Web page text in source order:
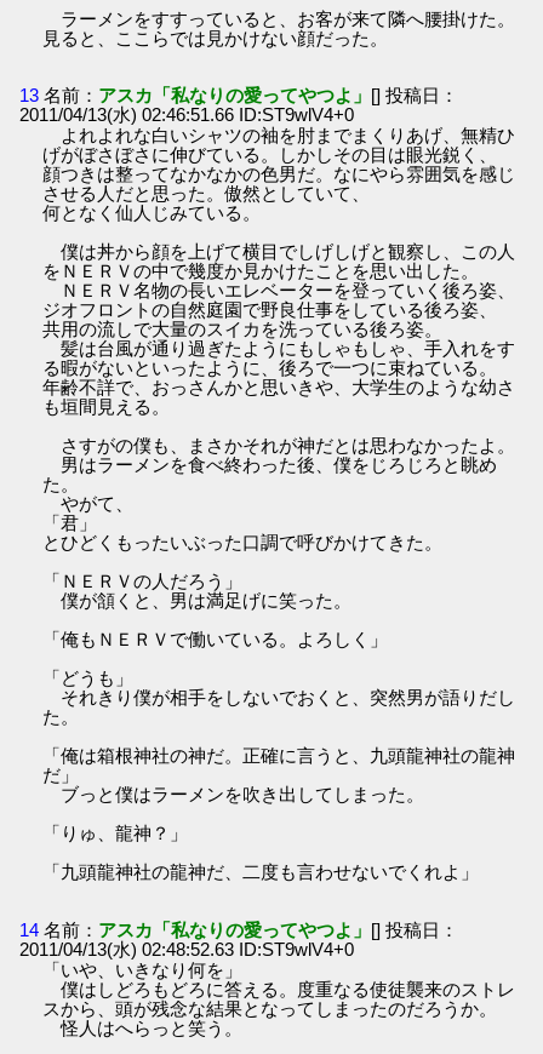
ラーメンをすすっていると、お客が来て隣へ腰掛けた。
見ると、ここらでは見かけない顔だった。
13 名前： アスカ「私なりの愛ってやつよ」 [] 投稿日：
2011/04/13(水) 02:46:51.66 ID:ST9wlV4+0
よれよれな白いシャツの袖を肘までまくりあげ、無精ひ
げがぼさぼさに伸びている。しかしその目は眼光鋭く、
顔つきは整ってなかなかの色男だ。なにやら雰囲気を感じ
させる人だと思った。傲然としていて、
何となく仙人じみている。
僕は丼から顔を上げて横目でしげしげと観察し、この人
をＮＥＲＶの中で幾度か見かけたことを思い出した。
ＮＥＲＶ名物の長いエレベーターを登っていく後ろ姿、
ジオフロントの自然庭園で野良仕事をしている後ろ姿、
共用の流しで大量のスイカを洗っている後ろ姿。
髪は台風が通り過ぎたようにもしゃもしゃ、手入れをす
る暇がないといったように、後ろで一つに束ねている。
年齢不詳で、おっさんかと思いきや、大学生のような幼さ
も垣間見える。
さすがの僕も、まさかそれが神だとは思わなかったよ。
男はラーメンを食べ終わった後、僕をじろじろと眺め
た。
やがて、
「君」
とひどくもったいぶった口調で呼びかけてきた。
「ＮＥＲＶの人だろう」
僕が頷くと、男は満足げに笑った。
「俺もＮＥＲＶで働いている。よろしく」
「どうも」
それきり僕が相手をしないでおくと、突然男が語りだし
た。
「俺は箱根神社の神だ。正確に言うと、九頭龍神社の龍神
だ」
ブっと僕はラーメンを吹き出してしまった。
「りゅ、龍神？」
「九頭龍神社の龍神だ、二度も言わせないでくれよ」
14 名前： アスカ「私なりの愛ってやつよ」 [] 投稿日：
2011/04/13(水) 02:48:52.63 ID:ST9wlV4+0
「いや、いきなり何を」
僕はしどろもどろに答える。度重なる使徒襲来のストレ
スから、頭が残念な結果となってしまったのだろうか。
怪人はへらっと笑う。